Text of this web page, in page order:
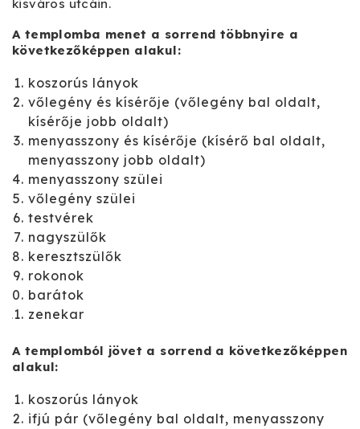
kisváros utcáin.
A templomba menet a sorrend többnyire a
következőképpen alakul:
koszorús lányok
vőlegény és kísérője (vőlegény bal oldalt,
kísérője jobb oldalt)
menyasszony és kísérője (kísérő bal oldalt,
menyasszony jobb oldalt)
menyasszony szülei
vőlegény szülei
testvérek
nagyszülők
keresztszülők
rokonok
barátok
zenekar
A templomból jövet a sorrend a következőképpen
alakul:
koszorús lányok
ifjú pár (vőlegény bal oldalt, menyasszony